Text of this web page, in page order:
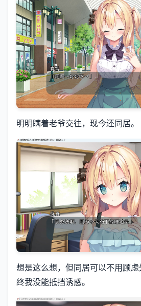
明明瞒着老爷交往，现今还同居。
想是这么想，但同居可以不用顾
终我没能抵挡诱惑。